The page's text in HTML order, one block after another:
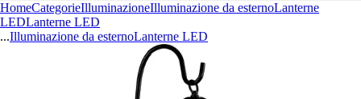
HomeCategorieIlluminazioneIlluminazione da esternoLanterne
LEDLanterne LED
...Illuminazione da esternoLanterne LED